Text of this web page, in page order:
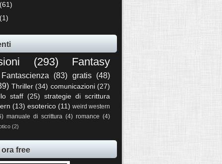
(61)
(1)
(293) Fantasy
Fantascienza (83) gratis (48)
Thriller (34) comunicazioni (27)
staff (25) strategie di scrittura
(13) esoterico (11) weird western
manuale di scrittura (4) romance (4)
(2)
free